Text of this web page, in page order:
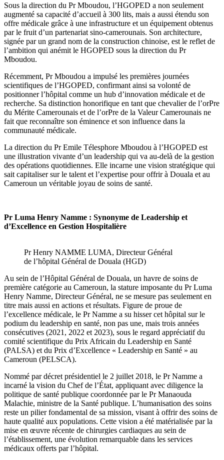
Sous la direction du Pr Mboudou, l’HGOPED a non seulement
augmenté sa capacité d’accueil à 300 lits, mais a aussi étendu son
offre médicale grâce à une infrastructure et un équipement obtenus
par le fruit d’un partenariat sino-camerounais. Son architecture,
signée par un grand nom de la construction chinoise, est le reflet de
l’ambition qui anémit le HGOPED sous la direction du Pr
Mboudou.
Récemment, Pr Mboudou a impulsé les premières journées
scientifiques de l’HGOPED, confirmant ainsi sa volonté de
positionner l’hôpital comme un hub d’innovation médicale et de
recherche. Sa distinction honorifique en tant que chevalier de l’orPre
du Mérite Camerounais et de l’orPre de la Valeur Camerounais ne
fait que reconnaître son éminence et son influence dans la
communauté médicale.
La direction du Pr Emile Télesphore Mboudou à l’HGOPED est
une illustration vivante d’un leadership qui va au-delà de la gestion
des opérations quotidiennes. Elle incarne une vision stratégique qui
sait capitaliser sur le talent et l’expertise pour offrir à Douala et au
Cameroun un véritable joyau de soins de santé.
Pr Luma Henry Namme : Synonyme de Leadership et
d’Excellence en Gestion Hospitalière
Pr Henry NAMME LUMA, Directeur Général
de l’hôpital Général de Douala (HGD)
Au sein de l’Hôpital Général de Douala, un havre de soins de
première catégorie au Cameroun, la stature imposante du Pr Luma
Henry Namme, Directeur Général, ne se mesure pas seulement en
titre mais aussi en actions et résultats. Figure de proue de
l’excellence médicale, le Pr Namme a su hisser cet hôpital sur le
podium du leadership en santé, non pas une, mais trois années
consécutives (2021, 2022 et 2023), sous le regard appréciatif du
comité scientifique du Prix Africain du Leadership en Santé
(PALSA) et du Prix d’Excellence « Leadership en Santé » au
Cameroun (PELSCA).
Nommé par décret présidentiel le 2 juillet 2018, le Pr Namme a
incarné la vision du Chef de l’État, appliquant avec diligence la
politique de santé publique coordonnée par le Pr Manaouda
Malachie, ministre de la Santé publique. L’humanisation des soins
reste un pilier fondamental de sa mission, visant à offrir des soins de
haute qualité aux populations. Cette vision a été matérialisée par la
mise en œuvre récente de chirurgies cardiaques au sein de
l’établissement, une évolution remarquable dans les services
médicaux offerts par l’hôpital.